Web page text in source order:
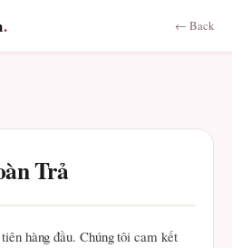
. ← Back
Trả
hàng đầu. Chúng tôi cam kết